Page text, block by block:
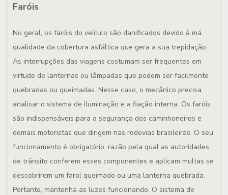
Faróis
No geral, os faróis do veículo são danificados devido à má
qualidade da cobertura asfáltica que gera a sua trepidação.
As interrupções das viagens costumam ser frequentes em
virtude de lanternas ou lâmpadas que podem ser facilmente
quebradas ou queimadas. Nesse caso, o mecânico precisa
analisar o sistema de iluminação e a fiação interna. Os faróis
são indispensáveis para a segurança dos caminhoneiros e
demais motoristas que dirigem nas rodovias brasileiras. O seu
funcionamento é obrigatório, razão pela qual as autoridades
de trânsito conferem esses componentes e aplicam multas se
descobrirem um farol queimado ou uma lanterna quebrada.
Portanto, mantenha as luzes funcionando. O sistema de